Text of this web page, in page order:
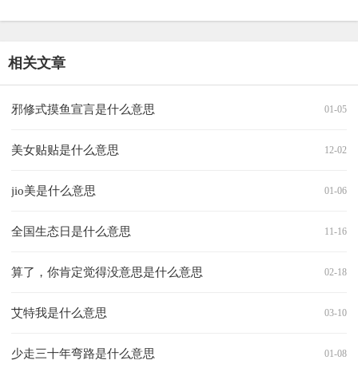
相关文章
01-05
邪修式摸鱼宣言是什么意思
12-02
美女贴贴是什么意思
01-06
jio美是什么意思
11-16
全国生态日是什么意思
02-18
算了，你肯定觉得没意思是什么意思
03-10
艾特我是什么意思
01-08
少走三十年弯路是什么意思